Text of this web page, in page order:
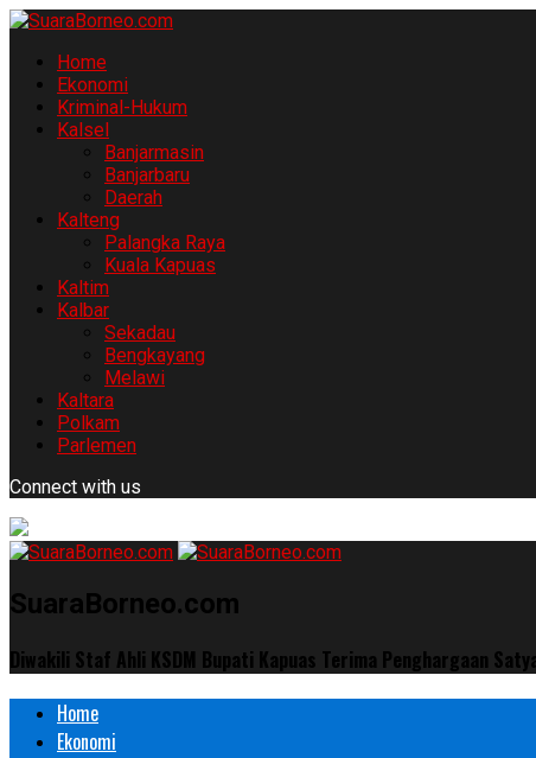
Home
Ekonomi
Kriminal-Hukum
Kalsel
Banjarmasin
Banjarbaru
Daerah
Kalteng
Palangka Raya
Kuala Kapuas
Kaltim
Kalbar
Sekadau
Bengkayang
Melawi
Kaltara
Polkam
Parlemen
Connect with us
SuaraBorneo.com
Diwakili Staf Ahli KSDM Bupati Kapuas Terima Penghargaan
Home
Ekonomi